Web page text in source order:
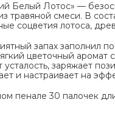
Белый Лотос» —
травяной смеси. В
соцветия лотоса,
запах заполнил
цветочный аромат
усталость, заряжает
и настраивает на
пенале 30 палочек